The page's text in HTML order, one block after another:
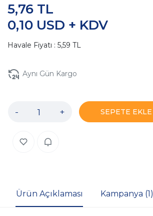
0,10 USD + KDV
5,76 TL
Havale Fiyatı : 5,59 TL
Aynı Gün Kargo
- + SEPETE EKLE
Ürün Açıklaması Kampanya (1)